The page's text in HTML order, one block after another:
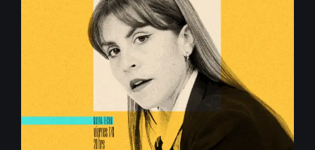
Acceder
¿Olvidaste la contraseña?
Registrarse